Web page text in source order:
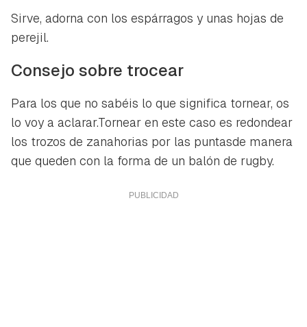
Sirve, adorna con los espárragos y unas hojas de
perejil.
Consejo sobre trocear
Para los que no sabéis lo que significa tornear, os
lo voy a aclarar.Tornear en este caso es redondear
los trozos de zanahorias por las puntasde manera
que queden con la forma de un balón de rugby.